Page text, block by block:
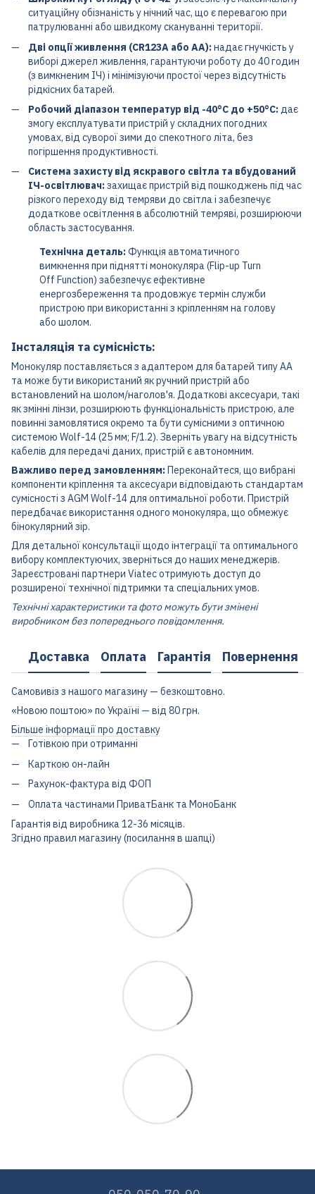
ситуаційну обізнаність у нічний час, що є перевагою при
патрулюванні або швидкому скануванні території.
Дві опції живлення (CR123A або AA):надає гнучкість у
виборі джерел живлення, гарантуючи роботу до 40 годин
(з вимкненим ІЧ) і мінімізуючи простої через відсутність
рідкісних батарей.
Робочий діапазон температур від -40°C до +50°C:дає
змогу експлуатувати пристрій у складних погодних
умовах, від суворої зими до спекотного літа, без
погіршення продуктивності.
Система захисту від яскравого світла та вбудований
ІЧ-освітлювач:захищає пристрій від пошкоджень під час
різкого переходу від темряви до світла і забезпечує
додаткове освітлення в абсолютній темряві, розширюючи
область застосування.
Технічна деталь:Функція автоматичного
вимкнення при піднятті монокуляра (Flip-up Turn
Off Function) забезпечує ефективне
енергозбереження та продовжує термін служби
пристрою при використанні з кріпленням на голову
або шолом.
Інсталяція та сумісність:
Монокуляр поставляється з адаптером для батарей типу АА
та може бути використаний як ручний пристрій або
встановлений на шолом/наголов'я. Додаткові аксесуари, такі
як змінні лінзи, розширюють функціональність пристрою, але
повинні замовлятися окремо та бути сумісними з оптичною
системою Wolf-14 (25 мм; F/1.2). Зверніть увагу на відсутність
кабелів для передачі даних, пристрій є автономним.
Важливо перед замовленням: Переконайтеся, що вибрані
компоненти кріплення та аксесуари відповідають стандартам
сумісності з AGM Wolf-14 для оптимальної роботи. Пристрій
передбачає використання одного монокуляра, що обмежує
бінокулярний зір.
Для детальної консультації щодо інтеграції та оптимального
вибору комплектуючих, зверніться до наших менеджерів.
Зареєстровані партнери Viatec отримують доступ до
розширеної технічної підтримки та спеціальних умов.
Технічні характеристики та фото можуть бути змінені
виробником без попереднього повідомлення.
Доставка Оплата Гарантія Повернення
Самовивіз з нашого магазину — безкоштовно.
«Новою поштою» по Україні — від 80 грн.
Більше інформації про доставку
Готівкою при отриманні
Карткою он-лайн
Рахунок-фактура від ФОП
Оплата частинами ПриватБанк та МоноБанк
Гарантія від виробника 12-36 місяців.
Згідно правил магазину (посилання в шапці)